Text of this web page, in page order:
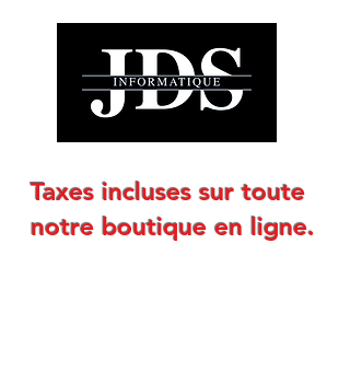
Taxes incluses sur toute
notre boutique en ligne.